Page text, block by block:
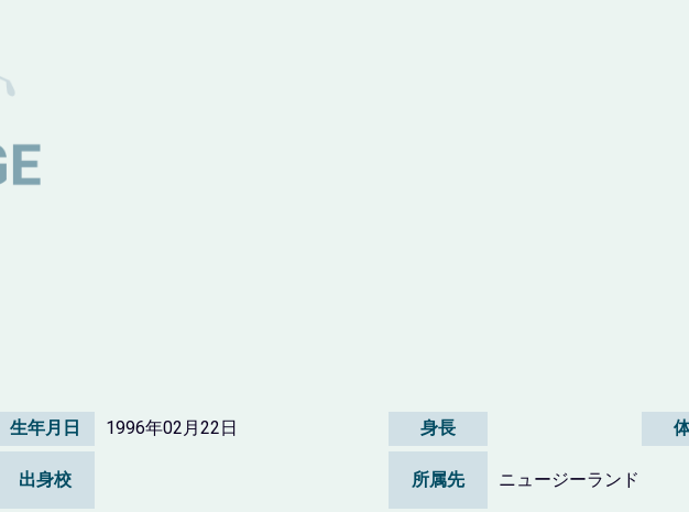
生年月日 1996年02月22日 身長
出身校 所属先 ニュージーランド